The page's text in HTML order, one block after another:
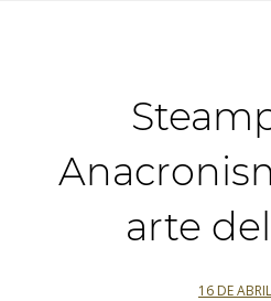
arte
16 DE